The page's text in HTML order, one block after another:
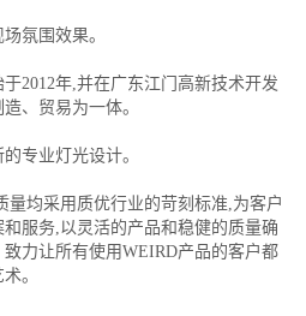
氛围效果。
2012年,并在广东江门高新技术开发
、贸易为一体。
专业灯光设计。
量均采用质优行业的苛刻标准,为客户
服务,以灵活的产品和稳健的质量确
力让所有使用WEIRD产品的客户都
。